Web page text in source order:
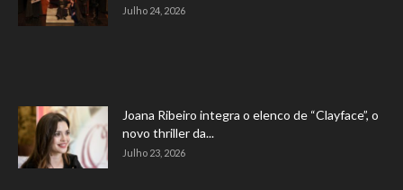
Julho 24, 2026
Joana Ribeiro integra o elenco de “Clayface”, o
novo thriller da...
Julho 23, 2026